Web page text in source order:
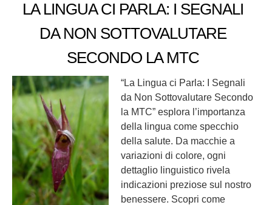
LA LINGUA CI PARLA: I SEGNALI
DA NON SOTTOVALUTARE
SECONDO LA MTC
“La Lingua ci Parla: I Segnali
da Non Sottovalutare Secondo
la MTC” esplora l’importanza
della lingua come specchio
della salute. Da macchie a
variazioni di colore, ogni
dettaglio linguistico rivela
indicazioni preziose sul nostro
benessere. Scopri come